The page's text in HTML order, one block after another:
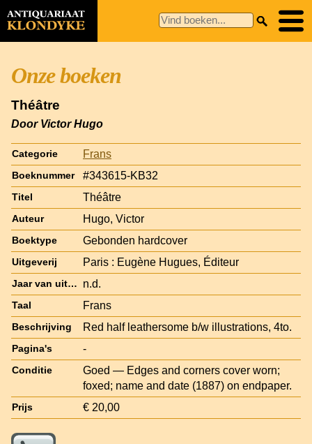
Onze boeken
Théâtre
Door Victor Hugo
Categorie Frans
Boeknummer #343615-KB32
Titel Théâtre
Auteur Hugo, Victor
Boektype Gebonden hardcover
Uitgeverij Paris : Eugène Hugues, Éditeur
Jaar van uitgave n.d.
Taal Frans
Beschrijving Red half leathersome b/w illustrations, 4to.
Pagina's -
Conditie
Goed — Edges and corners cover worn;
foxed; name and date (1887) on endpaper.
Prijs € 20,00